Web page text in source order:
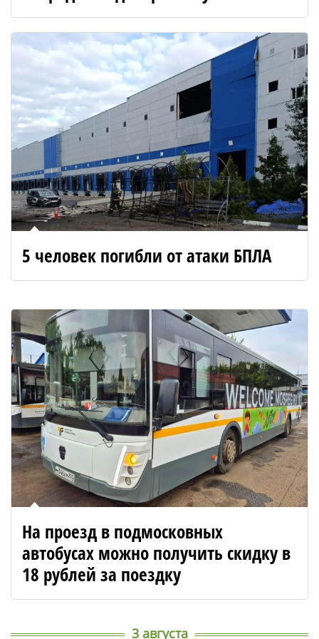
5 человек погибли от атаки БПЛА
На проезд в подмосковных
автобусах можно получить скидку в
18 рублей за поездку
3 августа